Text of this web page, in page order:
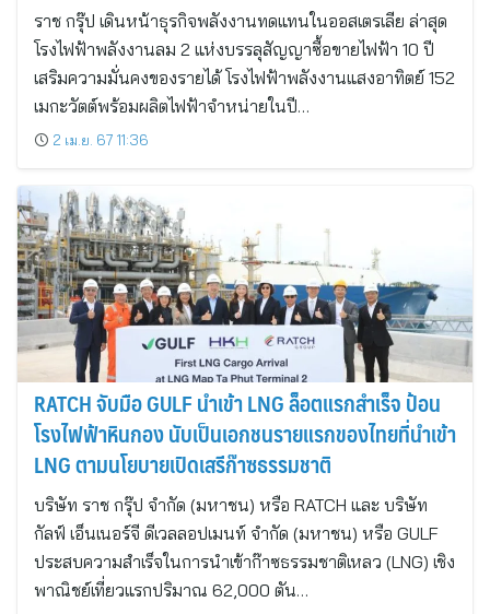
ราช กรุ๊ป เดินหน้าธุรกิจพลังงานทดแทนในออสเตรเลีย ล่าสุด
โรงไฟฟ้าพลังงานลม 2 แห่งบรรลุสัญญาซื้อขายไฟฟ้า 10 ปี
เสริมความมั่นคงของรายได้ โรงไฟฟ้าพลังงานแสงอาทิตย์ 152
เมกะวัตต์พร้อมผลิตไฟฟ้าจำหน่ายในปี…
2 เม.ย. 67 11:36
RATCH จับมือ GULF นำเข้า LNG ล็อตแรกสำเร็จ ป้อน
โรงไฟฟ้าหินกอง นับเป็นเอกชนรายแรกของไทยที่นำเข้า
LNG ตามนโยบายเปิดเสรีก๊าซธรรมชาติ
บริษัท ราช กรุ๊ป จำกัด (มหาชน) หรือ RATCH และ บริษัท
กัลฟ์ เอ็นเนอร์จี ดีเวลลอปเมนท์ จำกัด (มหาชน) หรือ GULF
ประสบความสำเร็จในการนำเข้าก๊าซธรรมชาติเหลว (LNG) เชิง
พาณิชย์เที่ยวแรกปริมาณ 62,000 ตัน…